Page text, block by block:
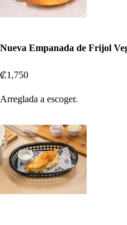
Nueva Empanada de Frijol
₡1,750
Arreglada a escoger.